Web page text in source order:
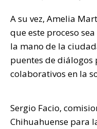
A su vez, Amelia
que este proceso
la mano de la
puentes de diálogos
colaborativos en la
Sergio Facio,
Chihuahuense para